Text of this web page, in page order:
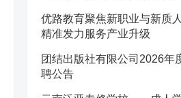
优路教育聚焦新职业与新质
精准发力服务产业升级
团结出版社有限公司2026年
聘公告